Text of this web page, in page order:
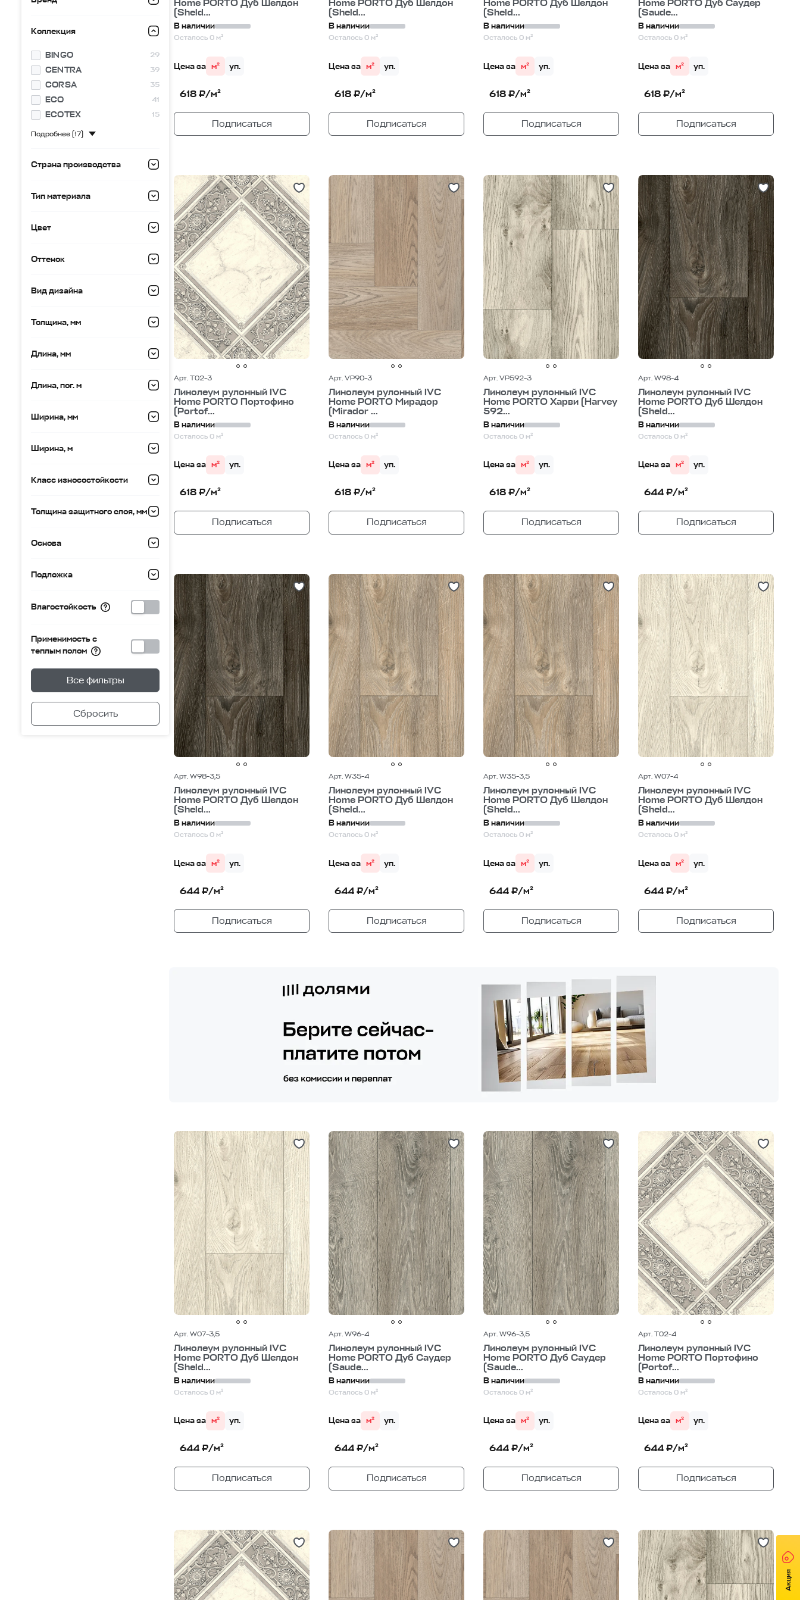
Коллекция
BINGO 29
CENTRA 39
CORSA 35
ECO 41
ECOTEX 15
Подробнее(17)
Страна производства
Тип материала
Цвет
Оттенок
Вид дизайна
Толщина, мм
Длина, мм
Длина, пог. м
Ширина, мм
Ширина, м
Класс износостойкости
Толщина защитного слоя, мм
Основа
Подложка
Влагостойкость
Применимость с
теплым полом
Все фильтры
Home PORTO Дуб Шелдон
(Sheld...
В наличии
Осталось 0 м²
Цена за м² уп.
618 ₽/м²
Подписаться
Home PORTO Дуб Шелдон
(Sheld...
В наличии
Осталось 0 м²
Цена за м² уп.
618 ₽/м²
Подписаться
Home PORTO Дуб Шелдон
(Sheld...
В наличии
Осталось 0 м²
Цена за м² уп.
618 ₽/м²
Подписаться
Home PORTO Дуб Саудер
(Saude...
В наличии
Осталось 0 м²
Цена за м² уп.
618 ₽/м²
Подписаться
Арт. T02-3
Линолеум рулонный IVC
Home PORTO Портофино
(Portof...
В наличии
Осталось 0 м²
Цена за м² уп.
618 ₽/м²
Подписаться
Арт. VP90-3
Линолеум рулонный IVC
Home PORTO Мирадор
(Mirador ...
В наличии
Осталось 0 м²
Цена за м² уп.
618 ₽/м²
Подписаться
Арт. VP592-3
Линолеум рулонный IVC
Home PORTO Харви (Harvey
592...
В наличии
Осталось 0 м²
Цена за м² уп.
618 ₽/м²
Подписаться
Арт. W98-4
Линолеум рулонный IVC
Home PORTO Дуб Шелдон
(Sheld...
В наличии
Осталось 0 м²
Цена за м² уп.
644 ₽/м²
Подписаться
Арт. W98-3,5
Линолеум рулонный IVC
Home PORTO Дуб Шелдон
(Sheld...
В наличии
Осталось 0 м²
Цена за м² уп.
644 ₽/м²
Подписаться
Арт. W35-4
Линолеум рулонный IVC
Home PORTO Дуб Шелдон
(Sheld...
В наличии
Осталось 0 м²
Цена за м² уп.
644 ₽/м²
Подписаться
Арт. W35-3,5
Линолеум рулонный IVC
Home PORTO Дуб Шелдон
(Sheld...
В наличии
Осталось 0 м²
Цена за м² уп.
644 ₽/м²
Подписаться
Арт. W07-4
Линолеум рулонный IVC
Home PORTO Дуб Шелдон
(Sheld...
В наличии
Осталось 0 м²
Цена за м² уп.
644 ₽/м²
Подписаться
Арт. W07-3,5
Линолеум рулонный IVC
Home PORTO Дуб Шелдон
(Sheld...
В наличии
Осталось 0 м²
Цена за м² уп.
644 ₽/м²
Подписаться
Арт. W96-4
Линолеум рулонный IVC
Home PORTO Дуб Саудер
(Saude...
В наличии
Осталось 0 м²
Цена за м² уп.
644 ₽/м²
Подписаться
Арт. W96-3,5
Линолеум рулонный IVC
Home PORTO Дуб Саудер
(Saude...
В наличии
Осталось 0 м²
Цена за м² уп.
644 ₽/м²
Подписаться
Арт. T02-4
Линолеум рулонный IVC
Home PORTO Портофино
(Portof...
В наличии
Осталось 0 м²
Цена за м² уп.
644 ₽/м²
Подписаться
Акция